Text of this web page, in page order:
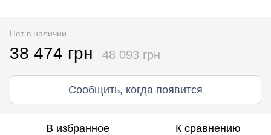
Нет в наличии
38 474 грн 48 093 грн
Сообщить, когда появится
В избранное К сравнению